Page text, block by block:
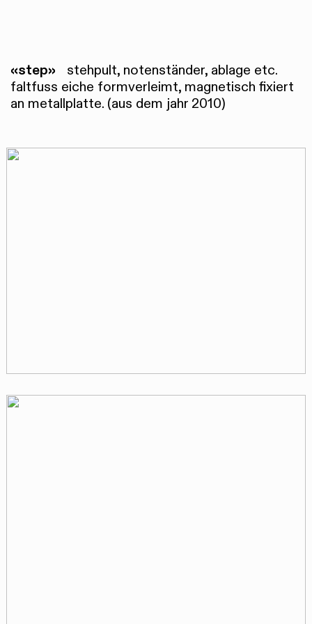
«step» stehpult, notenständer, ablage etc.
faltfuss eiche formverleimt, magnetisch fixiert
an metallplatte. (aus dem jahr 2010)